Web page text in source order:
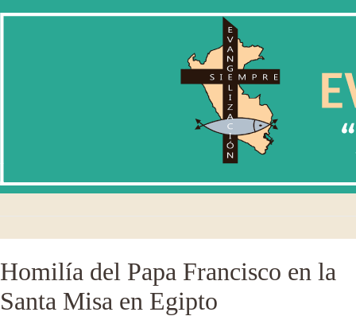
Homilía del Papa Francisco en la
Santa Misa en Egipto